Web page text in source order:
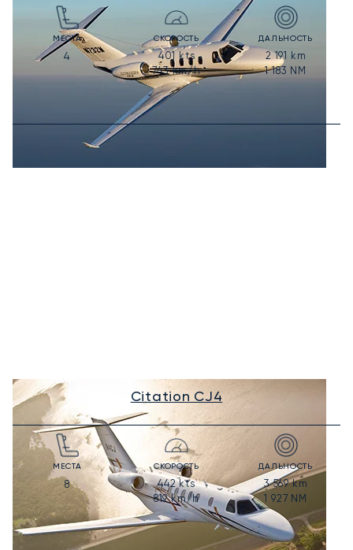
МЕСТА
4
СКОРОСТЬ
401kts
743km/h
ДАЛЬНОСТЬ
2 191 km
1 183 NM
Citation CJ4
МЕСТА
8
СКОРОСТЬ
442kts
819km/h
ДАЛЬНОСТЬ
3 569km
1 927 NM